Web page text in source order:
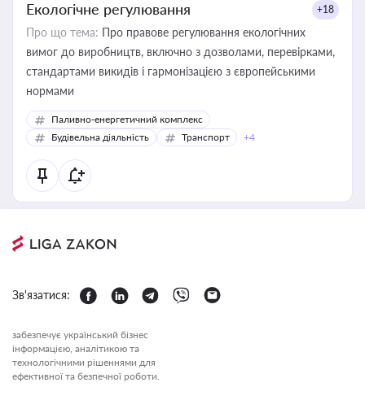
Екологічне регулювання +18
Про що тема: Про правове регулювання екологічних
вимог до виробництв, включно з дозволами, перевірками,
стандартами викидів і гармонізацією з європейськими
нормами
Паливно-енергетичний комплекс
Будівельна діяльність
Транспорт +4
Зв'язатися:
забезпечує український бізнес
інформацією, аналітикою та
технологічними рішеннями для
ефективної та безпечної роботи.